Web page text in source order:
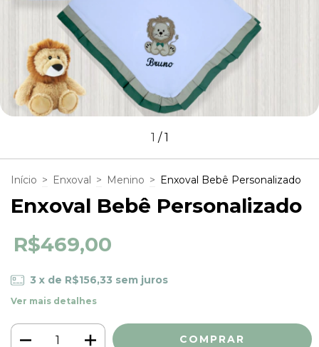
1 /1
Início > Enxoval > Menino > Enxoval Bebê Personalizado
Enxoval Bebê Personalizado
R$469,00
3 x de R$156,33 sem juros
Ver mais detalhes